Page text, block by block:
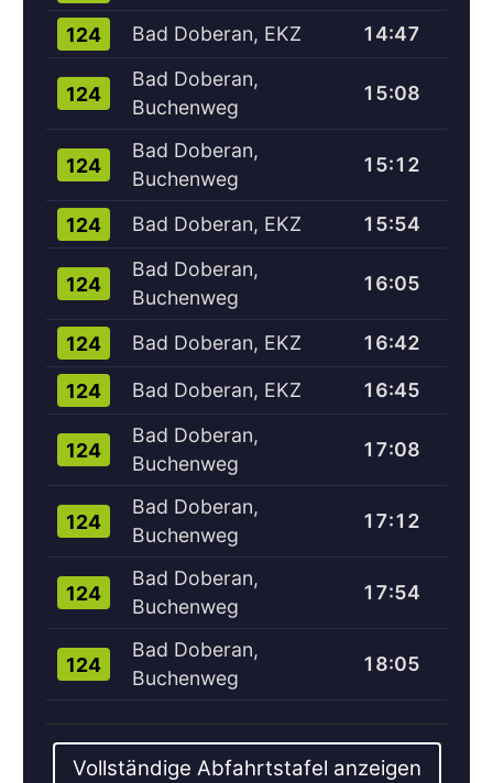
124 Bad Doberan, EKZ 14:47
124
Bad Doberan,
Buchenweg
15:08
124
Bad Doberan,
Buchenweg
15:12
124 Bad Doberan, EKZ 15:54
124
Bad Doberan,
Buchenweg
16:05
124 Bad Doberan, EKZ 16:42
124 Bad Doberan, EKZ 16:45
124
Bad Doberan,
Buchenweg
17:08
124
Bad Doberan,
Buchenweg
17:12
124
Bad Doberan,
Buchenweg
17:54
124
Bad Doberan,
Buchenweg
18:05
Vollständige Abfahrtstafel anzeigen